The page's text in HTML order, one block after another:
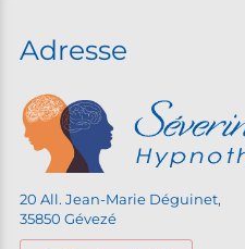
Adresse
20 All. Jean-Marie Déguinet,
35850 Gévezé